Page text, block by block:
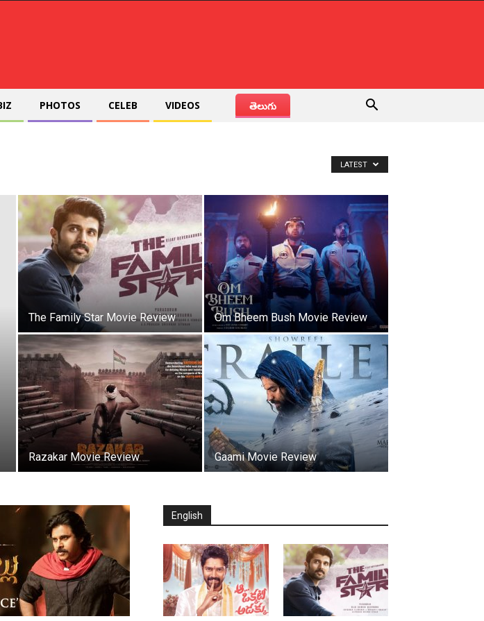
PHOTOS CELEB VIDEOS తెలుగు
LATEST
The Family Star Movie Review Om Bheem Bush Movie Review
Razakar Movie Review Gaami Movie Review
English